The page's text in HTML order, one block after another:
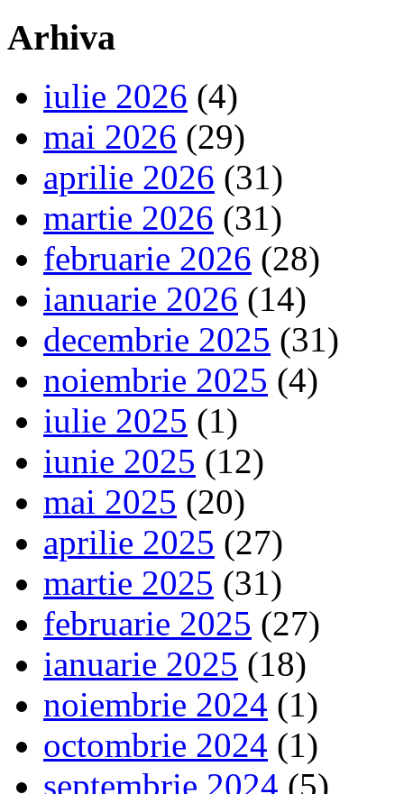
Arhiva
iulie 2026 (4)
mai 2026 (29)
aprilie 2026 (31)
martie 2026 (31)
februarie 2026 (28)
ianuarie 2026 (14)
decembrie 2025 (31)
noiembrie 2025 (4)
iulie 2025 (1)
iunie 2025 (12)
mai 2025 (20)
aprilie 2025 (27)
martie 2025 (31)
februarie 2025 (27)
ianuarie 2025 (18)
noiembrie 2024 (1)
octombrie 2024 (1)
septembrie 2024 (5)